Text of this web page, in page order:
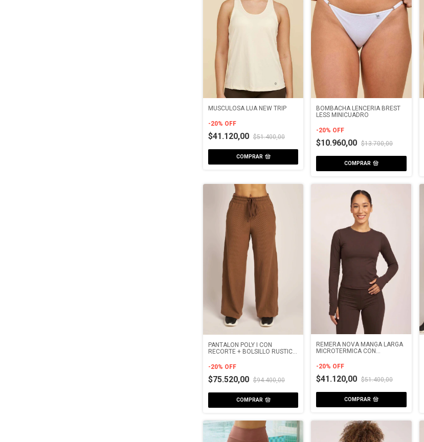
MUSCULOSA LUA NEW TRIP
-20% OFF
$41.120,00 $51.400,00
COMPRAR
BOMBACHA LENCERIA BREST
LESS MINICUADRO
-20% OFF
$10.960,00 $13.700,00
COMPRAR
PANTALON POLY I CON
RECORTE + BOLSILLO RUSTICO
-20% OFF
$75.520,00 $94.400,00
COMPRAR
REMERA NOVA MANGA LARGA
MICROTERMICA CON
-20% OFF
$41.120,00 $51.400,00
COMPRAR